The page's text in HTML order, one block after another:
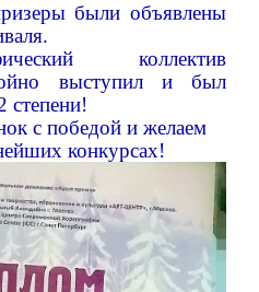
были объявлены
коллектив
выступил и был
степени!
с победой и желаем
конкурсах!